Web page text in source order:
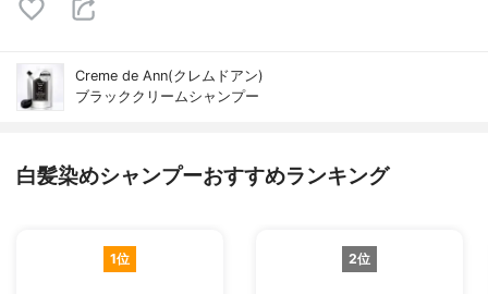
Creme de Ann(クレムドアン)
ブラッククリームシャンプー
白髪染めシャンプーおすすめランキング
1位 2位